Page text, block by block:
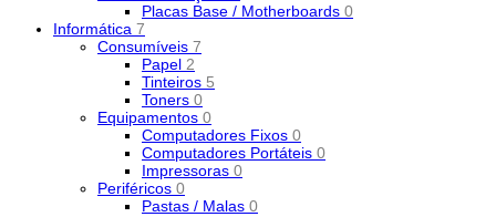
Placas Base / Motherboards 0
Informática 7
Consumíveis 7
Papel 2
Tinteiros 5
Toners 0
Equipamentos 0
Computadores Fixos 0
Computadores Portáteis 0
Impressoras 0
Periféricos 0
Pastas / Malas 0